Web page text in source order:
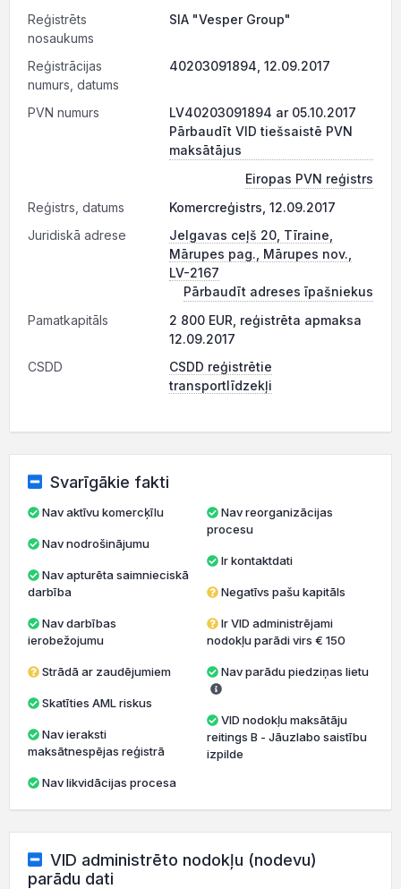
Reģistrēts
nosaukums
SIA "Vesper Group"
Reģistrācijas
numurs, datums
40203091894, 12.09.2017
PVN numurs
LV40203091894 ar 05.10.2017
Pārbaudīt VID tiešsaistē PVN
maksātājus
Eiropas PVN reģistrs
Reģistrs, datums
Komercreģistrs, 12.09.2017
Juridiskā adrese
Jelgavas ceļš 20, Tīraine,
Mārupes pag., Mārupes nov.,
LV-2167
Pārbaudīt adreses īpašniekus
Pamatkapitāls
2 800 EUR, reģistrēta apmaksa
12.09.2017
CSDD
CSDD reģistrētie
transportlīdzekļi
Svarīgākie fakti
Nav aktīvu komercķīlu
Nav nodrošinājumu
darbība
ierobežojumu
Strādā ar zaudējumiem
Skatīties AML riskus
maksātnespējas reģistrā
Nav likvidācijas procesa
Nav reorganizācijas
procesu
Ir kontaktdati
Negatīvs pašu kapitāls
Ir VID administrējami
nodokļu parādi virs € 150
Nav parādu piedziņas lietu
VID nodokļu maksātāju
reitings B - Jāuzlabo saistību
izpilde
VID administrēto nodokļu (nodevu)
parādu dati